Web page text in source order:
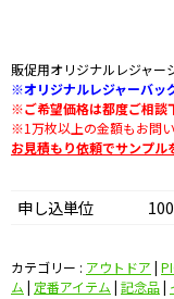
販促用オリジナルレジャー
※オリジナルレジャーバッ
※ご希望価格は都度ご相談
※1万枚以上の金額もお問い
お見積もり依頼でサンプ
申し込単位
カテゴリー : アウトドア |
ム | 定番アイテム | 記念品|